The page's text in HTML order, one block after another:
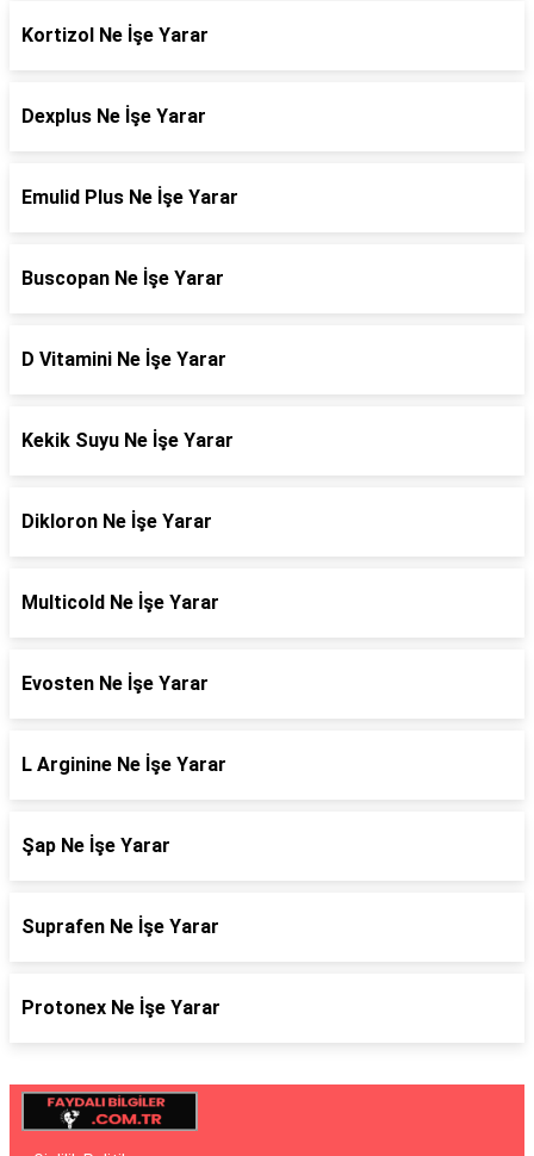
Kortizol Ne İşe Yarar
Dexplus Ne İşe Yarar
Emulid Plus Ne İşe Yarar
Buscopan Ne İşe Yarar
D Vitamini Ne İşe Yarar
Kekik Suyu Ne İşe Yarar
Dikloron Ne İşe Yarar
Multicold Ne İşe Yarar
Evosten Ne İşe Yarar
L Arginine Ne İşe Yarar
Şap Ne İşe Yarar
Suprafen Ne İşe Yarar
Protonex Ne İşe Yarar